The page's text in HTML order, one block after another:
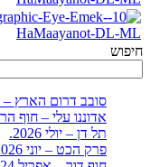
חיפוש
סובב דרום הארץ – יולי
אדוננו עלי – חוף
תל דן – יולי 2026.
פרק הכט – יוני 2026.